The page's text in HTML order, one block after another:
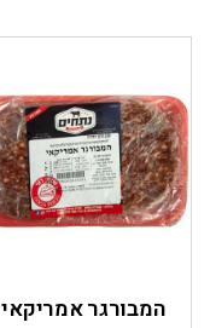
המבורגר אמריקאי